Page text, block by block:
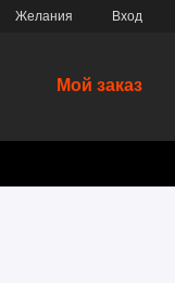
Желания Вход
Мой заказ